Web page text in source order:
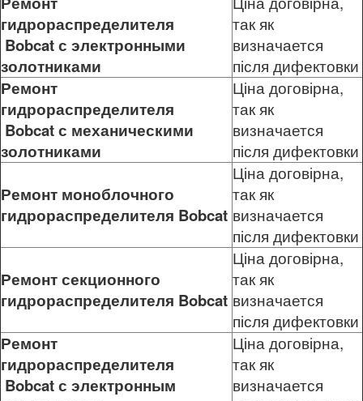
гидрораспределителя
Bobcatс электронными
золотниками
так як
визначается
після дифектовки
Ремонт
гидрораспределителя
Bobcatс механическими
золотниками
Ціна договірна,
так як
визначается
після дифектовки
Ремонт моноблочного
гидрораспределителя Bobcat
Ціна договірна,
так як
визначается
після дифектовки
Ремонт секционного
гидрораспределителя Bobcat
Ціна договірна,
так як
визначается
після дифектовки
Ремонт
гидрораспределителя
Bobcatс электронным
Ціна договірна,
так як
визначается